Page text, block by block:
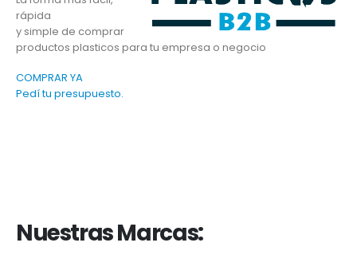
rápida
y simple de comprar
productos plasticos para tu empresa o negocio
COMPRAR YA
Pedí tu presupuesto.
Nuestras Marcas: